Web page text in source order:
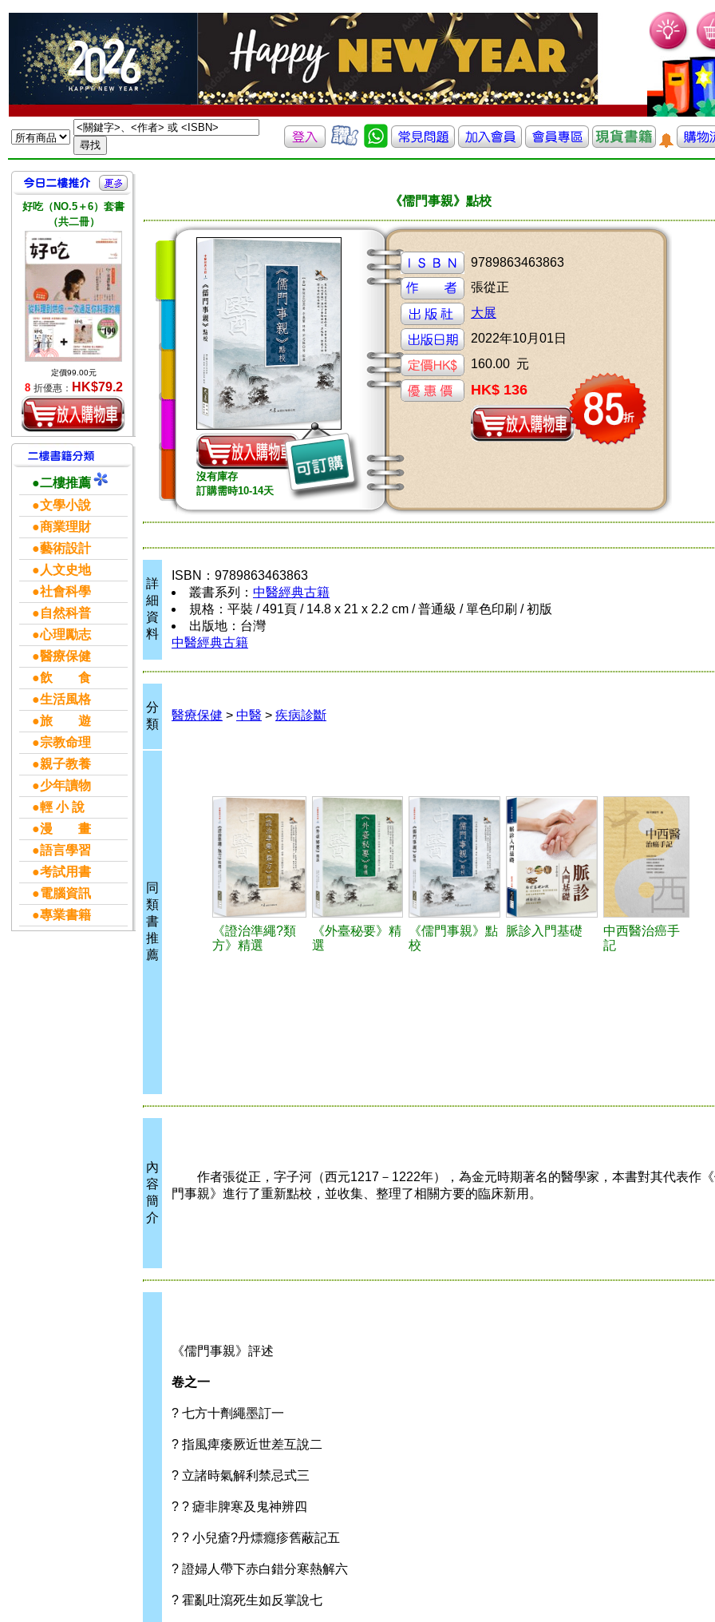
好吃（NO.5＋6）套書
（共二冊）
定價99.00元
8 折優惠： HK$79.2
●二樓推薦
●文學小說
●商業理財
●藝術設計
●人文史地
●社會科學
●自然科普
●心理勵志
●醫療保健
●飲 食
●生活風格
●旅 遊
●宗教命理
●親子教養
●少年讀物
●輕 小 說
●漫 畫
●語言學習
●考試用書
●電腦資訊
●專業書籍
《儒門事親》點校
沒有庫存
訂購需時10-14天
9789863463863
張從正
大展
2022年10月01日
160.00 元
HK$ 136
詳
細
資
料
ISBN：9789863463863
叢書系列： 中醫經典古籍
規格：平裝 / 491頁 / 14.8 x 21 x 2.2 cm / 普通級 / 單色印刷 / 初版
出版地：台灣
中醫經典古籍
分
類
醫療保健 > 中醫 > 疾病診斷
同
類
書
推
薦
《證治準繩?類
方》精選
《外臺秘要》精
選
《儒門事親》點
校
脈診入門基礎
中西醫治癌手
記
內
容
簡
介
作者張從正，字子河（西元1217－1222年），為金元時期著名的醫學家，本書對其代表作
門事親》進行了重新點校，並收集、整理了相關方要的臨床新用。
《儒門事親》評述
卷之一
? 七方十劑繩墨訂一
? 指風痺痿厥近世差互說二
? 立諸時氣解利禁忌式三
? ? 瘧非脾寒及鬼神辨四
? ? 小兒瘡?丹熛癮疹舊蔽記五
? 證婦人帶下赤白錯分寒熱解六
? 霍亂吐瀉死生如反掌說七